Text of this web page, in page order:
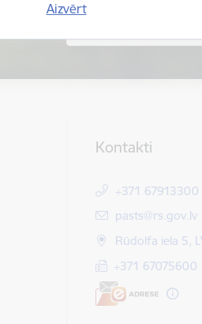
Aizvērt
Kontakti
+371 67913300
E-pasts:
pasts@rs.gov.lv
Rūdolfa iela 5,
+371 67075600